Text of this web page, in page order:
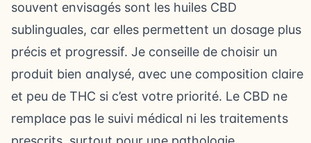
souvent envisagés sont les huiles CBD
sublinguales, car elles permettent un dosage plus
précis et progressif. Je conseille de choisir un
produit bien analysé, avec une composition claire
et peu de THC si c’est votre priorité. Le CBD ne
remplace pas le suivi médical ni les traitements